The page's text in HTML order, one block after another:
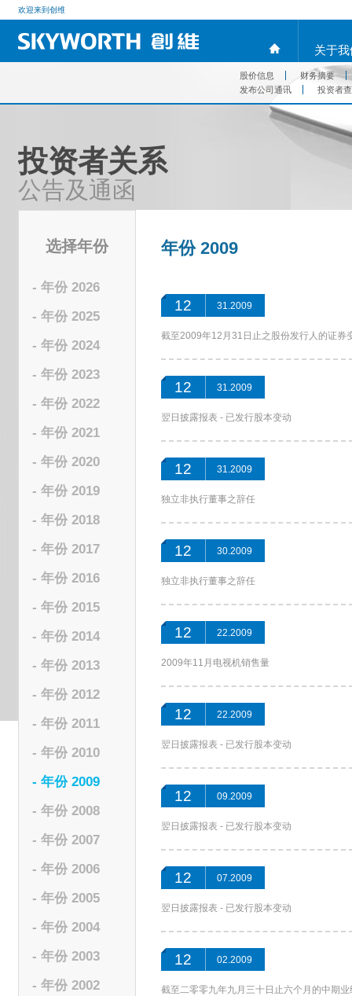
欢迎来到创维
关于
股价信息
财务摘要
发布公司通讯
投资者
投资者关系
公告及通函
选择年份
- 年份 2026
- 年份 2025
- 年份 2024
- 年份 2023
- 年份 2022
- 年份 2021
- 年份 2020
- 年份 2019
- 年份 2018
- 年份 2017
- 年份 2016
- 年份 2015
- 年份 2014
- 年份 2013
- 年份 2012
- 年份 2011
- 年份 2010
- 年份 2009
- 年份 2008
- 年份 2007
- 年份 2006
- 年份 2005
- 年份 2004
- 年份 2003
- 年份 2002
年份 2009
12 31.2009
截至2009年12月31日止之股份发行人的证券
12 31.2009
翌日披露报表 - 已发行股本变动
12 31.2009
独立非执行董事之辞任
12 30.2009
独立非执行董事之辞任
12 22.2009
2009年11月电视机销售量
12 22.2009
翌日披露报表 - 已发行股本变动
12 09.2009
翌日披露报表 - 已发行股本变动
12 07.2009
翌日披露报表 - 已发行股本变动
12 02.2009
截至二零零九年九月三十日止六个月的中期业